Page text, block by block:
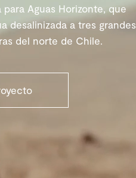
para Aguas Horizonte, que
desalinizada a tres grandes
del norte de Chile.